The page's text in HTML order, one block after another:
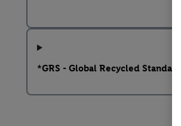
*GRS - Global Recycled Standard